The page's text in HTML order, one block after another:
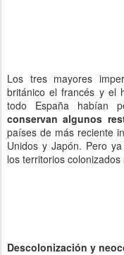
Los tres mayores
británico el francés y el
todo España habían
conservan algunos
países de más reciente
Unidos y Japón. Pero
los territorios
Descolonización y